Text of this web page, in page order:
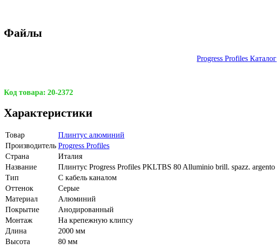
Файлы
Progress Profiles Каталог
Код товара: 20-2372
Характеристики
Товар
Плинтус алюминий
Производитель Progress Profiles
Страна
Италия
Название
Плинтус Progress Profiles PKLTBS 80 Alluminio brill. spazz. argento
Тип
С кабель каналом
Оттенок
Серые
Материал
Алюминий
Покрытие
Анодированный
Монтаж
На крепежную клипсу
Длина
2000 мм
Высота
80 мм